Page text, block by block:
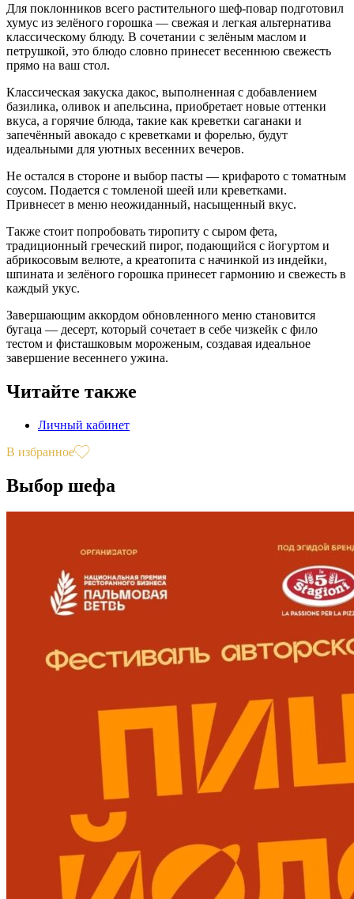
Для поклонников всего растительного шеф-повар подготовил
хумус из зелёного горошка — свежая и легкая альтернатива
классическому блюду. В сочетании с зелёным маслом и
петрушкой, это блюдо словно принесет весеннюю свежесть
прямо на ваш стол.
Классическая закуска дакос, выполненная с добавлением
базилика, оливок и апельсина, приобретает новые оттенки
вкуса, а горячие блюда, такие как креветки саганаки и
запечённый авокадо с креветками и форелью, будут
идеальными для уютных весенних вечеров.
Не остался в стороне и выбор пасты — крифарото с томатным
соусом. Подается с томленой шеей или креветками.
Привнесет в меню неожиданный, насыщенный вкус.
Также стоит попробовать тиропиту с сыром фета,
традиционный греческий пирог, подающийся с йогуртом и
абрикосовым велюте, а креатопита с начинкой из индейки,
шпината и зелёного горошка принесет гармонию и свежесть в
каждый укус.
Завершающим аккордом обновленного меню становится
бугаца — десерт, который сочетает в себе чизкейк с фило
тестом и фисташковым мороженым, создавая идеальное
завершение весеннего ужина.
Читайте также
Личный кабинет
В избранное
Выбор шефа